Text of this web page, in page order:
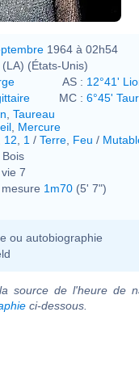
1964 à 02h54
(États-Unis)
AS : 12°41'
MC : 6°45'
Taureau
Mercure
12 1 / Terre Feu /
7
1m70 (5' 7")
ou autobiographie
source de l'heure de
ci-dessous.